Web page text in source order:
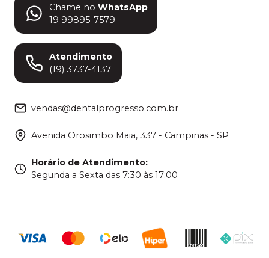
Chame no WhatsApp
19 99895-7579
Atendimento
(19) 3737-4137
vendas@dentalprogresso.com.br
Avenida Orosimbo Maia, 337 - Campinas - SP
Horário de Atendimento:
Segunda a Sexta das 7:30 às 17:00